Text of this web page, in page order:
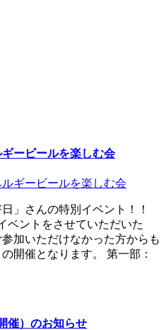
ービールを楽しむ会
」さんの特別イベント！！
ベントをさせていただいた
加いただけなかった方からも
開催となります。 第一部：
催）のお知らせ